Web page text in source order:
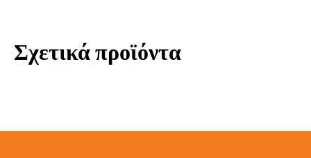
Σχετικά προϊόντα